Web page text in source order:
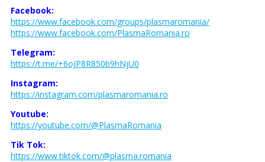
Facebook:
https://www.facebook.com/groups/plasmaromania/
https://www.facebook.com/PlasmaRomania.ro
Telegram:
https://t.me/+6oJP8R850b9hNjU0
Instagram:
https://instagram.com/plasmaromania.ro
Youtube:
https://youtube.com/@PlasmaRomania
Tik Tok:
https://www.tiktok.com/@plasma.romania